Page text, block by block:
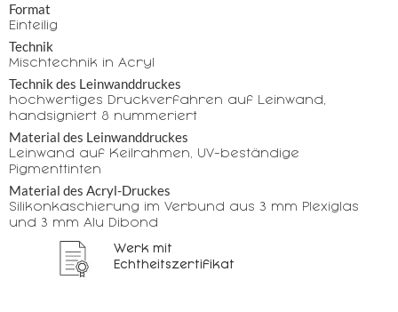
Format
Einteilig
Technik
Mischtechnik in Acryl
Technik des Leinwanddruckes
hochwertiges Druckverfahren auf Leinwand,
handsigniert & nummeriert
Material des Leinwanddruckes
Leinwand auf Keilrahmen, UV-beständige
Pigmenttinten
Material des Acryl-Druckes
Silikonkaschierung im Verbund aus 3 mm Plexiglas
und 3 mm Alu Dibond
Werk mit
Echtheitszertifikat